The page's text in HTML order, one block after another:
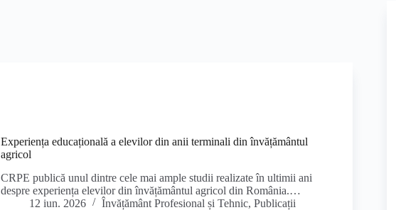
Experiența educațională a elevilor din anii terminali din învățământul
agricol
CRPE publică unul dintre cele mai ample studii realizate în ultimii ani
despre experiența elevilor din învățământul agricol din România.…
12 iun. 2026
Învățământ Profesional și Tehnic, Publicații